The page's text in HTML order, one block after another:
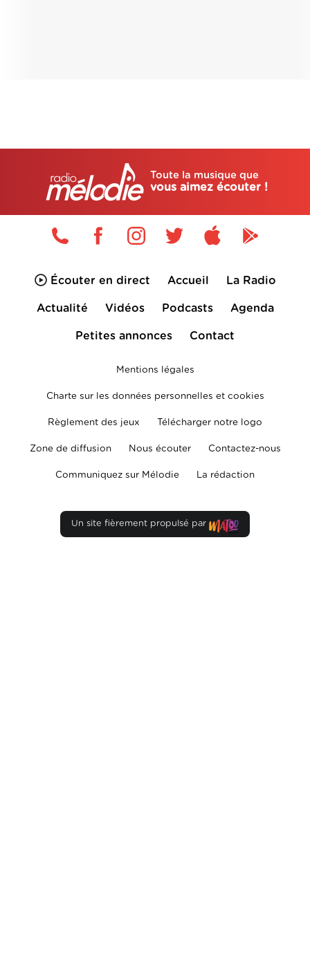
Toute la musique que
vous aimez écouter !
Écouter en direct Accueil La Radio
Actualité Vidéos Podcasts Agenda
Petites annonces Contact
Mentions légales
Charte sur les données personnelles et cookies
Règlement des jeux Télécharger notre logo
Zone de diffusion Nous écouter Contactez-nous
Communiquez sur Mélodie La rédaction
Un site fièrement propulsé par